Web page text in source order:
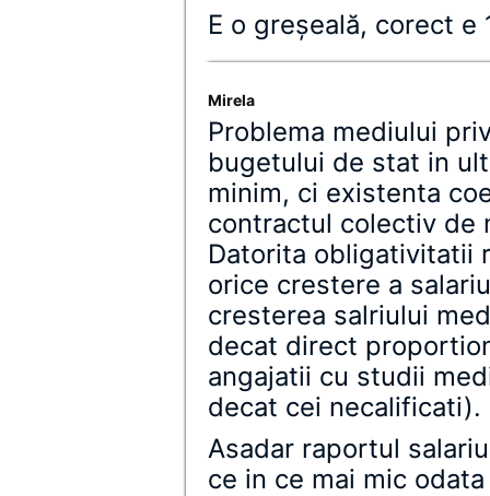
E o greşeală, corect e
Mirela
Problema mediului
bugetului de stat in
minim, ci existenta
contractul colectiv de
Datorita obligativitatii
orice crestere a
cresterea salriului
decat direct
angajatii cu studii
decat cei necalificati).
Asadar raportul
ce in ce mai mic